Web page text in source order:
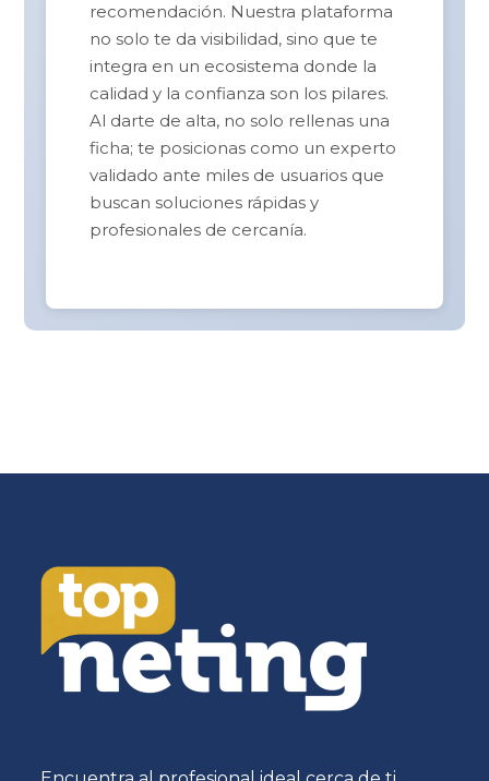
recomendación. Nuestra plataforma
no solo te da visibilidad, sino que te
integra en un ecosistema donde la
calidad y la confianza son los pilares.
Al darte de alta, no solo rellenas una
ficha; te posicionas como un experto
validado ante miles de usuarios que
buscan soluciones rápidas y
profesionales de cercanía.